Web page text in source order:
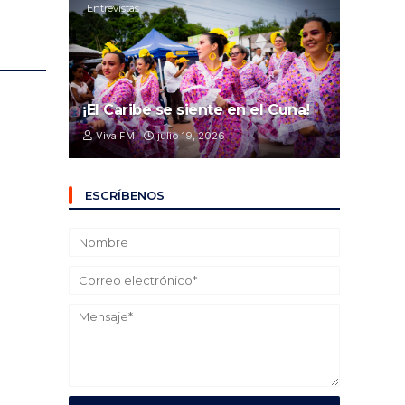
Entrevistas
¡El Caribe se siente en el Cuna!
Viva FM julio 19, 2026
ESCRÍBENOS